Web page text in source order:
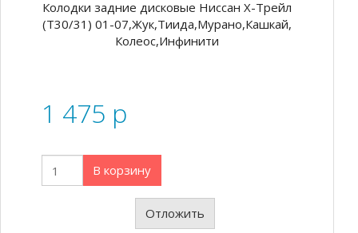
Колодки задние дисковые Ниссан Х-Трейл
(Т30/31) 01-07,Жук,Тиида,Мурано,Кашкай,
Колеос,Инфинити
1 475 p
В корзину
Отложить